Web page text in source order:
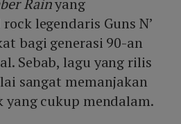
Rainyang
legendaris Guns N’
bagi generasi 90-an
Sebab, lagu yang rilis
sangat memanjakan
cukup mendalam.